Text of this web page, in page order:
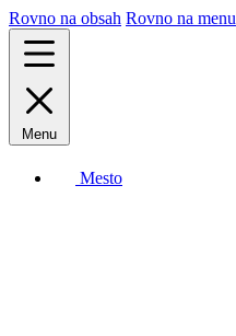
Rovno na obsah Rovno na menu
Menu
Mesto